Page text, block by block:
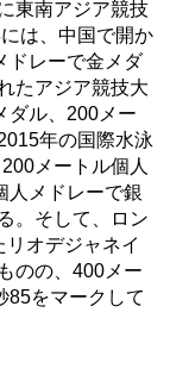
東南アジア競技
は、中国で開か
ドレーで金メダ
たアジア競技大
ダル、200メー
年の国際水泳
メートル個人
人メドレーで銀
。そして、ロン
リオデジャネイ
のの、400メー
85をマークして